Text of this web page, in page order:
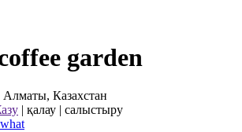
garden
Казахстан
| қалау | салыстыру